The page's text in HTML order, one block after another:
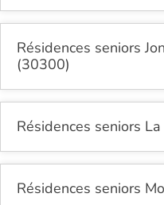
Résidences seniors
(30300)
Résidences seniors
Résidences seniors